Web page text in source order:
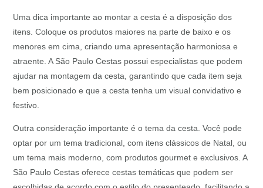
Uma dica importante ao montar a cesta é a disposição dos
itens. Coloque os produtos maiores na parte de baixo e os
menores em cima, criando uma apresentação harmoniosa e
atraente. A São Paulo Cestas possui especialistas que podem
ajudar na montagem da cesta, garantindo que cada item seja
bem posicionado e que a cesta tenha um visual convidativo e
festivo.
Outra consideração importante é o tema da cesta. Você pode
optar por um tema tradicional, com itens clássicos de Natal, ou
um tema mais moderno, com produtos gourmet e exclusivos. A
São Paulo Cestas oferece cestas temáticas que podem ser